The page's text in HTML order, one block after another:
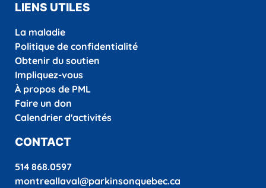
LIENS UTILES
La maladie
Politique de confidentialité
Obtenir du soutien
Impliquez-vous
À propos de PML
Faire un don
Calendrier d'activités
CONTACT
514 868.0597
montreallaval@parkinsonquebec.ca